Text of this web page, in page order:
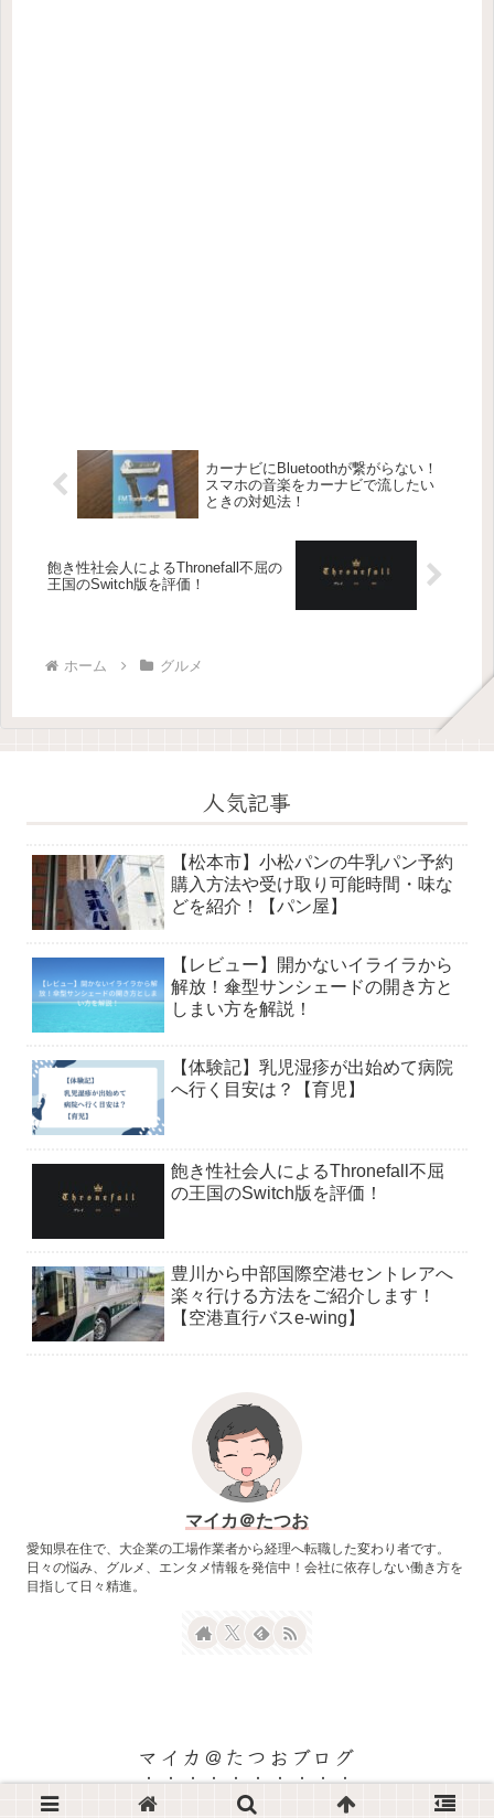
カーナビにBluetoothが繋がらない！
スマホの音楽をカーナビで流したい
ときの対処法！
飽き性社会人によるThronefall不屈の
王国のSwitch版を評価！
ホーム グルメ
人気記事
【松本市】小松パンの牛乳パン予約
購入方法や受け取り可能時間・味な
どを紹介！【パン屋】
【レビュー】開かないイライラから
解放！傘型サンシェードの開き方と
しまい方を解説！
【体験記】乳児湿疹が出始めて病院
へ行く目安は？【育児】
飽き性社会人によるThronefall不屈
の王国のSwitch版を評価！
豊川から中部国際空港セントレアへ
楽々行ける方法をご紹介します！
【空港直行バスe-wing】
マイカ＠たつお
愛知県在住で、大企業の工場作業者から経理へ転職した変わり者です。
日々の悩み、グルメ、エンタメ情報を発信中！会社に依存しない働き方を
目指して日々精進。
マイカ＠たつおブログ
© 2022 マイカ＠たつおブログ.